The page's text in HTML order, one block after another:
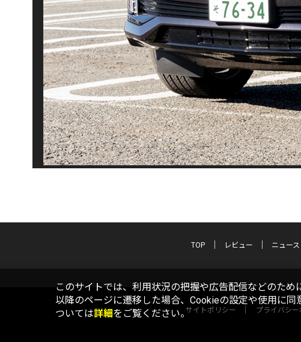
TOP レビュー ニュース
サイトポリシー プライバシ
このサイトでは、利用状況の把握や広告配信などのた
以降のページに遷移した場合、Cookieの設定や使用に
ついては詳細をご覧ください。